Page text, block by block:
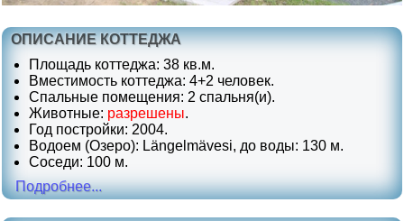
ОПИСАНИЕ КОТТЕДЖА
Площадь коттеджа: 38 кв.м.
Вместимость коттеджа: 4+2 человек.
Спальные помещения: 2 спальня(и).
Животные: разрешены.
Год постройки: 2004.
Водоем (Озеро): Längelmävesi, до воды: 130 м.
Соседи: 100 м.
Подробнее...